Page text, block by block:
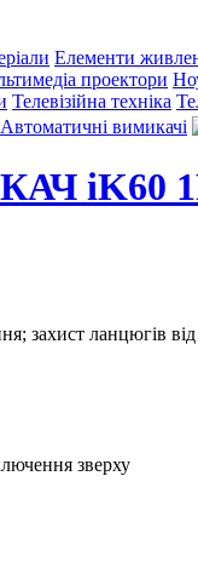
Елементи
проектори
Телевізійна техніка
Автоматичні вимикачі
iK60
захист ланцюгів
зверху